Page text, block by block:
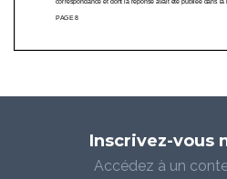
Inscrivez-vous
Accédez à un